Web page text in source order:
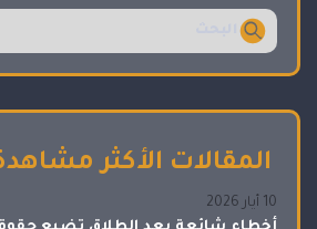
المقالات الأكثر
10 أيار 2026